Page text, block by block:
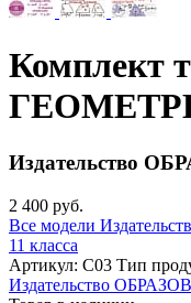
Комплект
Издательство
2 400 руб.
Все модели
11 класса
Артикул: С03 Тип
Издательство